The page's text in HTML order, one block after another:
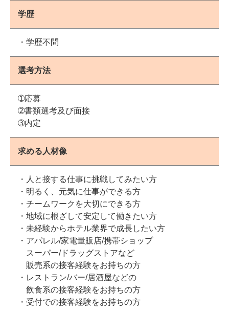
学歴
・学歴不問
選考方法
➀応募
➁書類選考及び面接
➂内定
求める人材像
・人と接する仕事に挑戦してみたい方
・明るく、元気に仕事ができる方
・チームワークを大切にできる方
・地域に根ざして安定して働きたい方
・未経験からホテル業界で成長したい方
・アパレル/家電量販店/携帯ショップ
スーパー/ドラッグストアなど
販売系の接客経験をお持ちの方
・レストラン/バー/居酒屋などの
飲食系の接客経験をお持ちの方
・受付での接客経験をお持ちの方